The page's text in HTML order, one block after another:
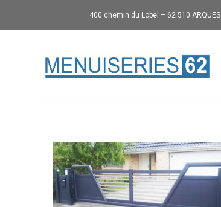
400 chemin du Lobel – 62 510 ARQUES